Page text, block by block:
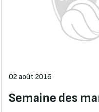
02 août 2016
Semaine des